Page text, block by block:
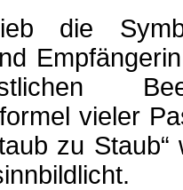
die
vieler
zu